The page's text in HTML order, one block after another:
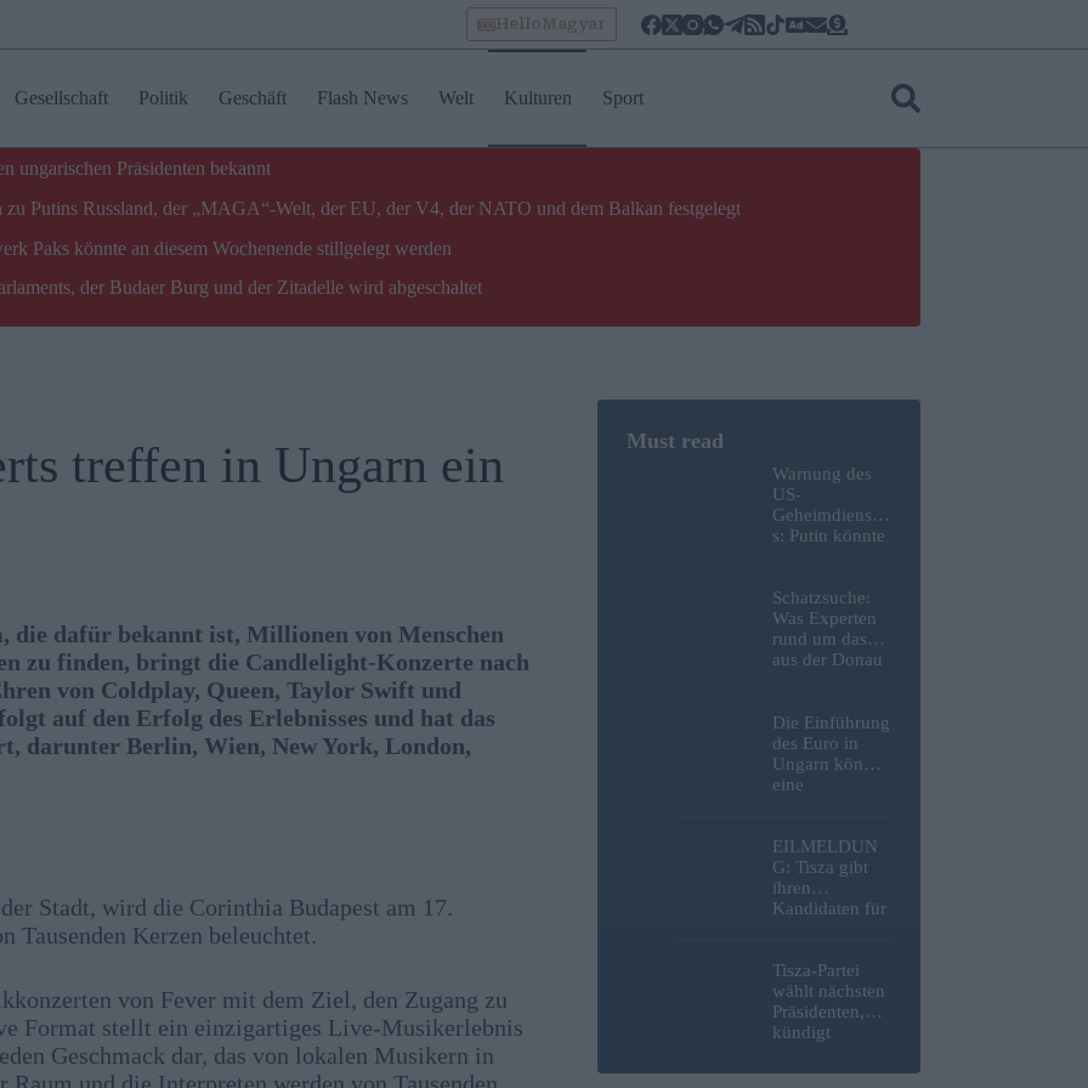
HelloMagyar
Gesellschaft Politik Geschäft Flash News Welt Kulturen Sport
ungarischen Präsidenten bekannt
Putins Russland, der „MAGA“-Welt, der EU, der V4, der NATO und dem Balkan festgelegt
Paks könnte an diesem Wochenende stillgelegt werden
der Budaer Burg und der Zitadelle wird abgeschaltet
treffen in Ungarn ein
dafür bekannt ist, Millionen von Menschen
zu finden, bringt die Candlelight-Konzerte nach
von Coldplay, Queen, Taylor Swift und
auf den Erfolg des Erlebnisses und hat das
darunter Berlin, Wien, New York, London,
Stadt, wird die Corinthia Budapest am 17.
Tausenden Kerzen beleuchtet.
von Fever mit dem Ziel, den Zugang zu
Format stellt ein einzigartiges Live-Musikerlebnis
Geschmack dar, das von lokalen Musikern in
Warnung des
US-
Geheimdienste
s: Putin könnte
weniger Jahre
mit einem
Angriff auf die
Probe stellen
Schatzsuche:
Was Experten
rund um das
aus der Donau
deutsche
Motorrad
gefunden
haben – Fotos
Die Einführung
des Euro in
Ungarn könnte
eine
keit im
Anleihebereich
schaffen, so
ein Analyst
EILMELDUN
G: Tisza gibt
ihren
Kandidaten für
ungarischen
Präsidenten
bekannt
Tisza-Partei
wählt nächsten
Präsidenten,
kündigt
Flughäfen und